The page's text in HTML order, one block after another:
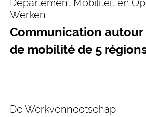
Departement Mobiliteit en
Werken
Communication autour
de mobilité de 5
De Werkvennootschap